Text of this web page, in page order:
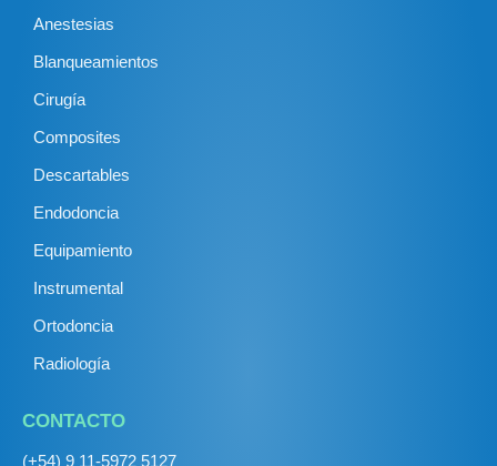
Anestesias
Blanqueamientos
Cirugía
Composites
Descartables
Endodoncia
Equipamiento
Instrumental
Ortodoncia
Radiología
CONTACTO
(+54) 9 11-5972 5127